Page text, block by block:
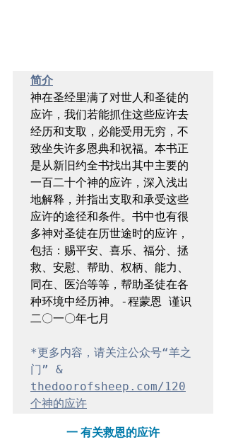
简介
神在圣经里满了对世人和圣徒的
应许，我们若能抓住这些应许去
经历和支取，必能受用无穷，不
致坐失许多恩典和祝福。本书正
是从新旧约全书找出其中主要的
一百二十个神的应许，深入浅出
地解释，并指出支取和承受这些
应许的途径和条件。书中也有很
多神对圣徒在历世途时的应许，
包括：赐平安、喜乐、福分、拯
救、安慰、帮助、权柄、能力、
同在、医治等等，帮助圣徒在各
种环境中经历神。-程蒙恩 谨识
二〇一〇年七月
*更多内容，请关注公众号“羊之
thedoorofsheep.com/120
个神的应许
一 有关救恩的应许